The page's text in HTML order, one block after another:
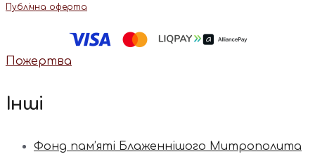
Публічна оферта
Пожертва
Інші
Фонд пам’яті Блаженнішого Митрополита